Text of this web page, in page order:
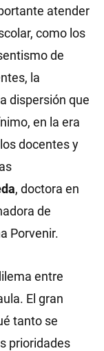
atender
como los
de
la
dispersión que
en la era
docentes y
, doctora en
de
Porvenir.
entre
El gran
tanto se
prioridades